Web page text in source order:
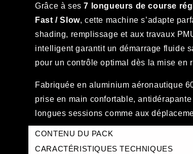
Grâce à ses7 longueurs de course
Fast / Slow, cette machine s’adapte
shading, remplissage et aux travaux
intelligent garantit un démarrage fluide
pour un contrôle optimal dès la mise en
Fabriquée en aluminium aéronautique
prise en main confortable,
longues sessions comme aux
CONTENU DU PACK
CARACTÉRISTIQUES TECHNIQUES